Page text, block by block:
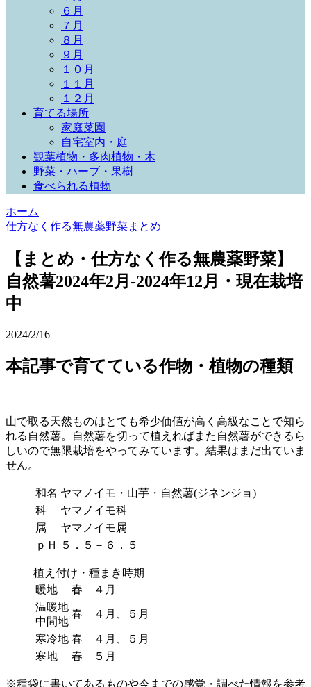
６月
７月
８月
９月
１０月
１１月
１２月
育てる場所
家庭菜園
自宅室内・庭
観葉植物・多肉植物・木
野菜・ハーブ・果樹
食べられる植物
ホーム
仕方なく作る無農薬野菜まとめ
【まとめ・仕方なく作る無農薬野菜】
自然薯2024年2月-2024年12月・現在栽培
中
2024/2/16
本記事で育てている作物・植物の種類
山で取る天然ものはとても希少価値が高く高級なことで知ら
れる自然薯。自然薯を切って植えればまた自然薯ができるら
しいので無限栽培をやってみています。結果はまだ出ていま
せん。
和名 ヤマノイモ・山芋・自然薯(ジネンジョ)
科
ヤマノイモ科
属
ヤマノイモ属
ｐＨ
５．５－６．５
植え付け・種まき時期
暖地
春 ４月
温暖地
中間地
春 ４月、５月
寒冷地 春 ４月、５月
寒地
春 ５月
※種袋に書いてあるものや今までの感覚・調べた情報を参考